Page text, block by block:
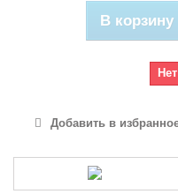
В корзину
Добавить в